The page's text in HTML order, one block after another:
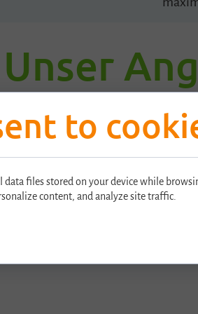
ECDL
bieten wir Ihnen die
Prüfungen. Mit
und
kompetenter
finden
Unser
to
data files stored on your device while
content, and analyze site traffic.